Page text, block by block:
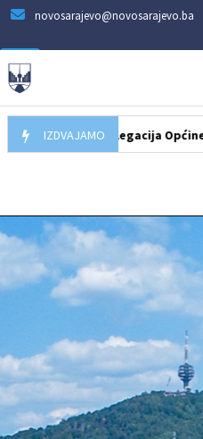
novosarajevo@novosarajevo.ba
IZDVAJAMO
Delegacija Općine Novo